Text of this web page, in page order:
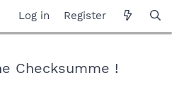
Log in Register
Checksumme !